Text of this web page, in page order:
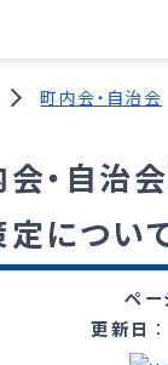
町内会・自治会
・自治
につい
ペー
更新日